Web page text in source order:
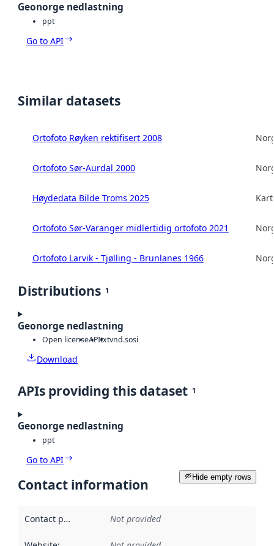
Geonorge nedlastning
ppt
Go to API
Similar datasets
Ortofoto Røyken rektifisert 2008
Ortofoto Sør-Aurdal 2000
Høydedata Bilde Troms 2025
Ortofoto Sør-Varanger midlertidig ortofoto 2021
Ortofoto Larvik - Tjølling - Brunlanes 1966
Distributions 1
Geonorge nedlastning
Open licenseAPItxtvnd.sosi
Download
APIs providing this dataset 1
Geonorge nedlastning
ppt
Go to API
Hide empty rows
Contact information
Contact point Not provided